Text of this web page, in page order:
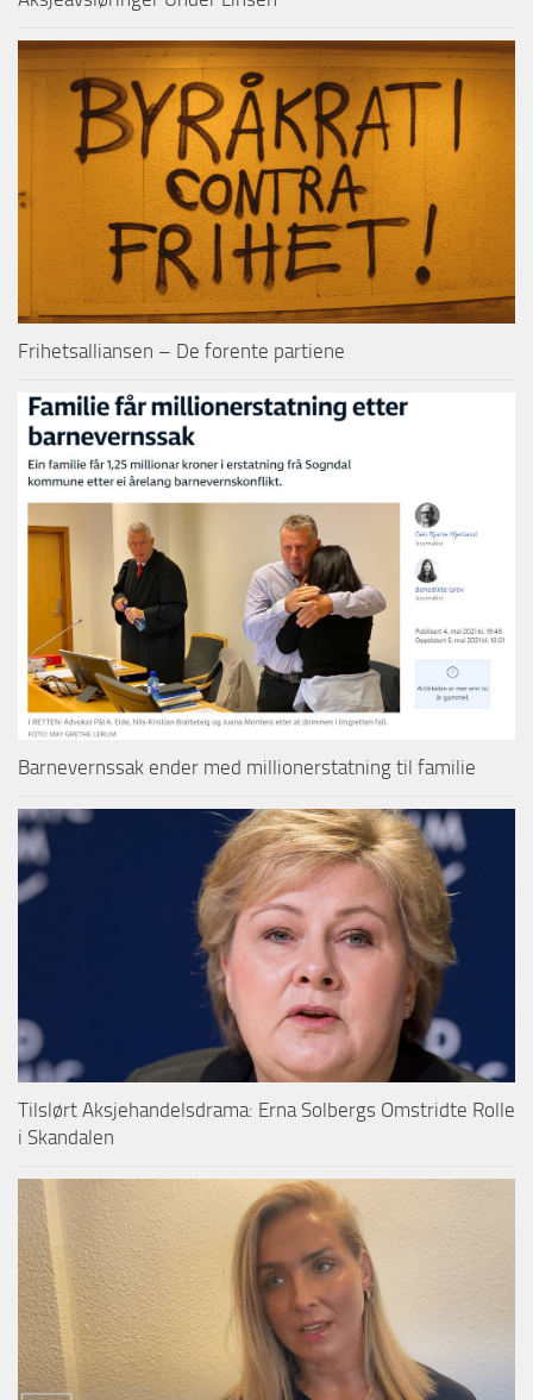
Frihetsalliansen – De forente partiene
Barnevernssak ender med millionerstatning til familie
Tilslørt Aksjehandelsdrama: Erna Solbergs Omstridte Rolle
i Skandalen